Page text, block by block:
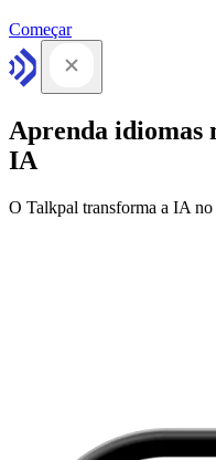
Começar
Aprenda idiomas
IA
O Talkpal transforma a IA no